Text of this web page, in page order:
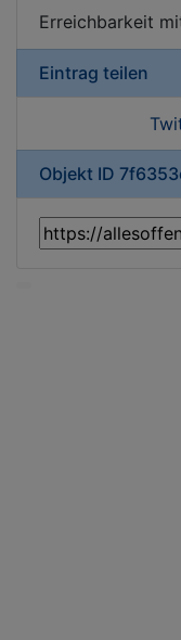
Erreichbarkeit
Eintrag teilen
Objekt ID